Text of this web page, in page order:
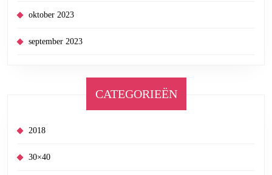
oktober 2023
september 2023
CATEGORIEËN
2018
30×40